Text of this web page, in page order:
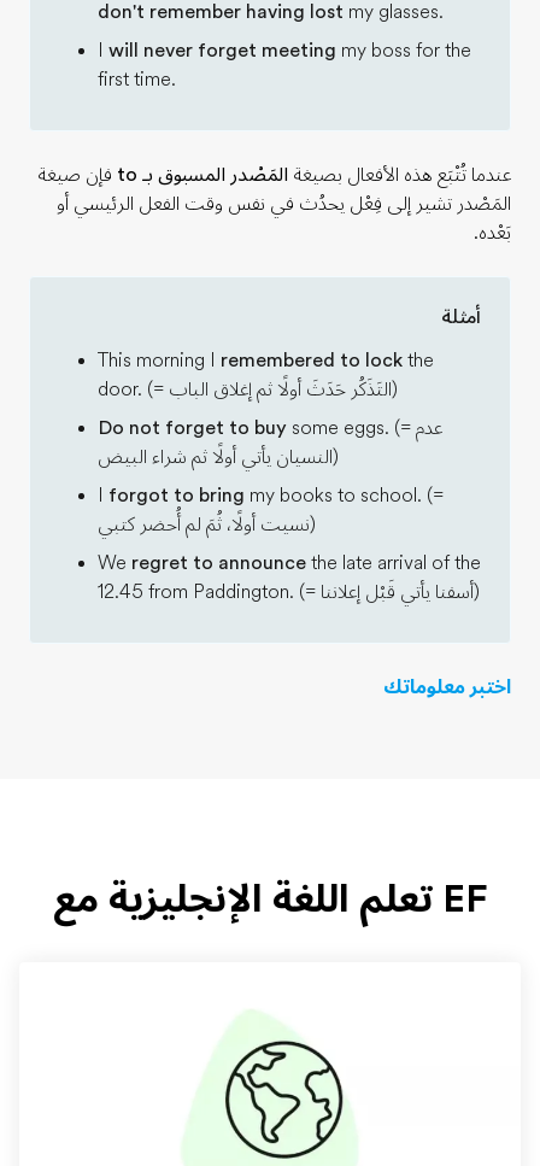
don't remember having lost my glasses.
will never forget meeting my boss for the
first time.
عندما تُتْبَع هذه الأفعال بصيغة المَصْدر المسبوق بـ to
فإن صيغة
المَصْدر تشير إلى فِعْل يحدُث في نفس وقت الفعل الرئيسي أو
بَعْده.
أمثلة
This morning I remembered to lock the
door. (= التَذَكُر حَدَثَ أولًا ثم إغلاق الباب)
Do not forget to buy some eggs. (= عدم
النسيان يأتي أولًا ثم شراء البيض)
forgot to bring my books to school. (=
نسيت أولًا، ثُمَ لم أُحضر كتبي)
We regret to announce the late arrival of the
12.45 from Paddington. (= أسفنا يأتي قَبْل إعلاننا)
اختبر معلوماتك
EF تعلم اللغة الإنجليزية مع